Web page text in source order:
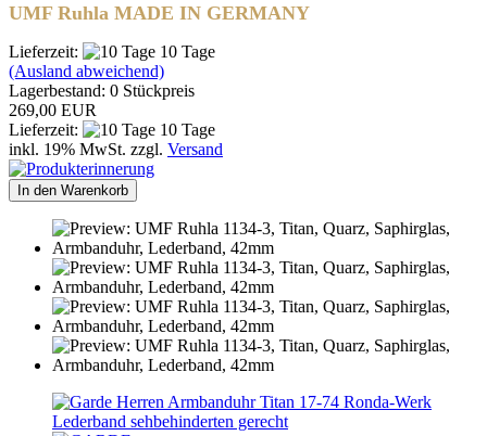
UMF Ruhla MADE IN GERMANY
Lieferzeit:
10 Tage
(Ausland abweichend)
Lagerbestand: 0 Stückpreis
269,00 EUR
Lieferzeit:
10 Tage
inkl. 19% MwSt. zzgl. Versand
In den Warenkorb